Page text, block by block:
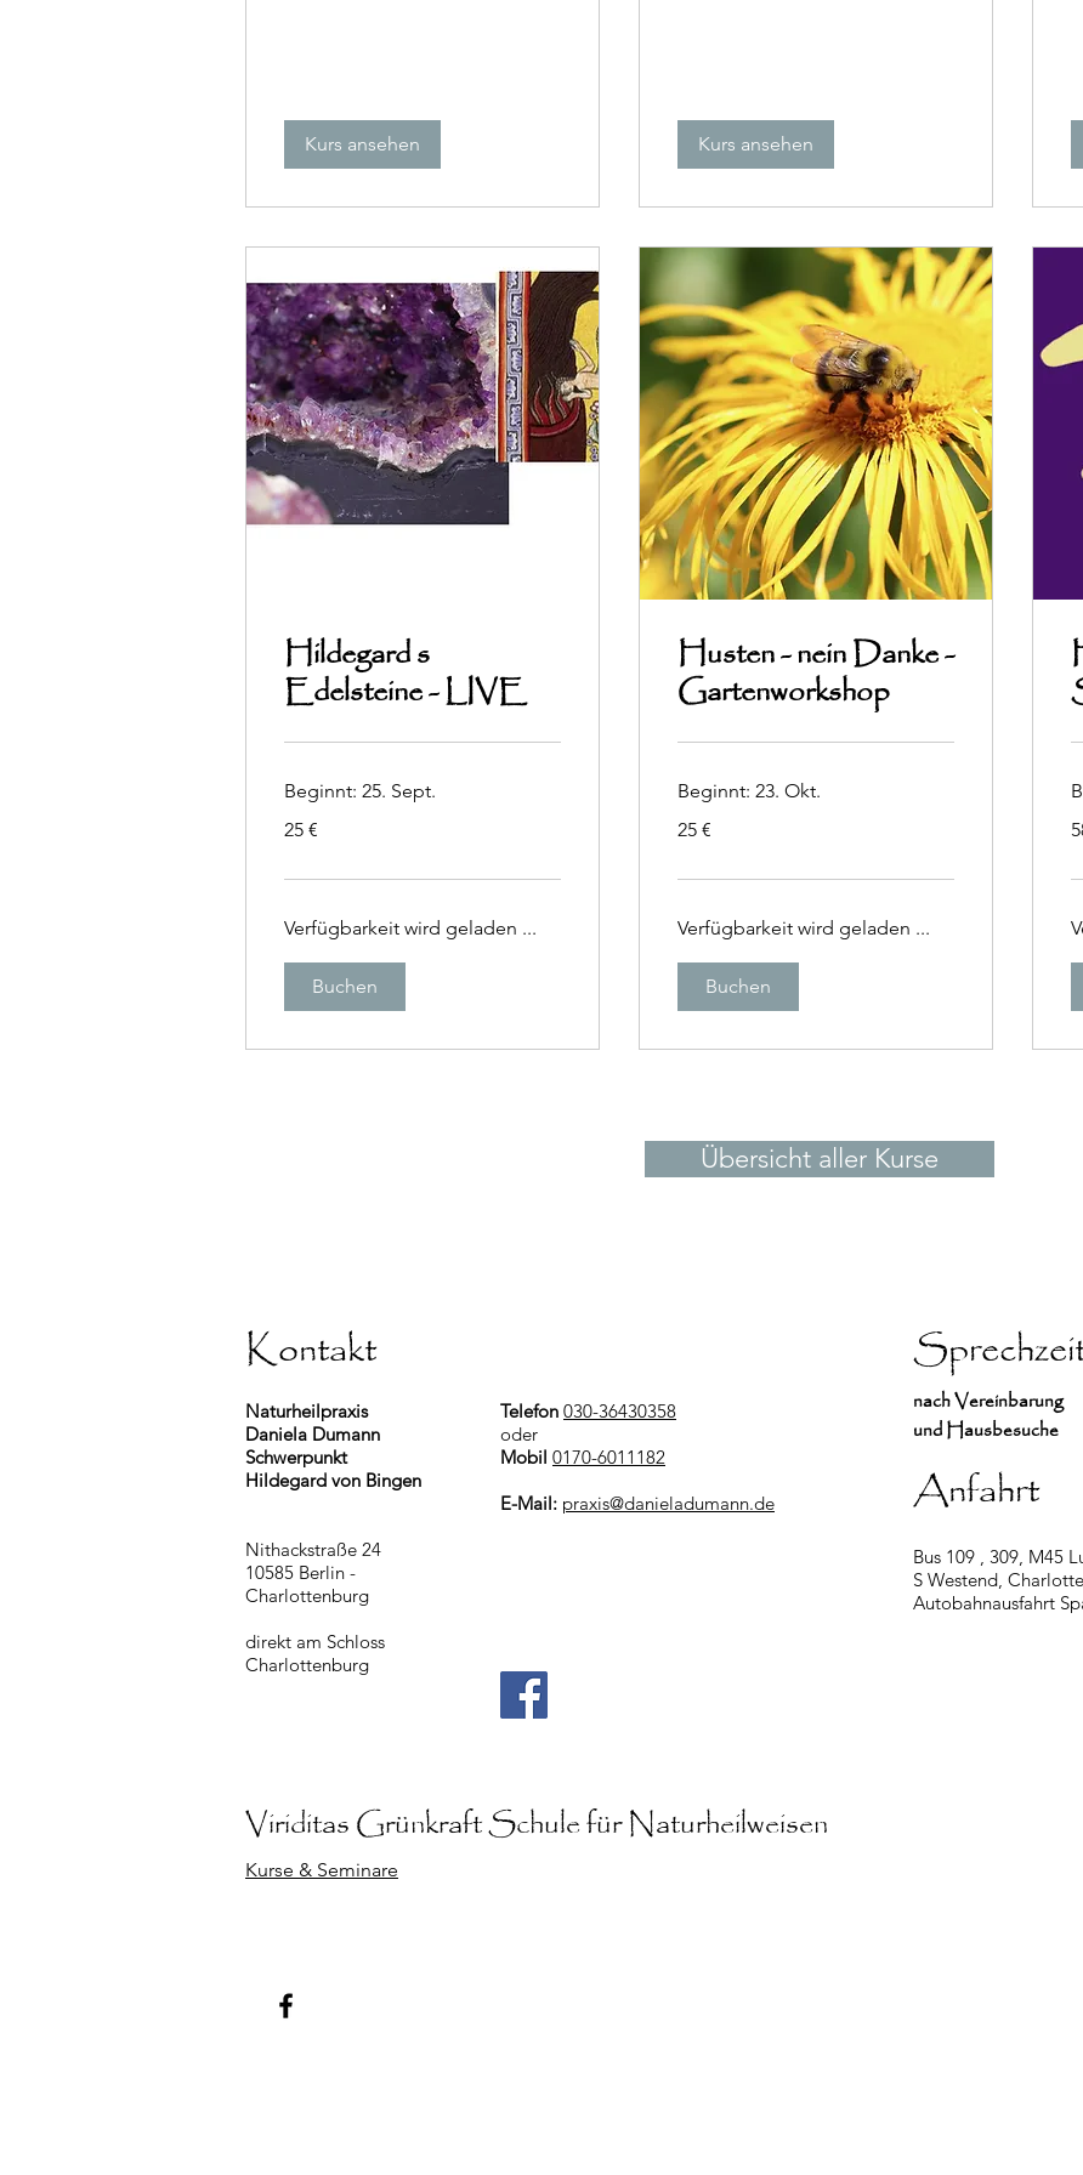
Kurs ansehen Kurs ansehen
Hildegard s
Edelsteine - LIVE
Beginnt: 25. Sept.
Euro
25 €
Verfügbarkeit wird geladen ...
Buchen
Husten - nein Danke -
Gartenworkshop
Beginnt: 23. Okt.
Euro
25 €
Verfügbarkeit wird geladen ...
Buchen
Übersicht aller Kurse
Kontakt
Naturheilpraxis
Daniela Dumann
Schwerpunkt
Hildegard von Bingen
Nithackstraße 24
10585 Berlin -
Charlottenburg
direkt am Schloss
Charlottenburg
Telefon 030-36430358
oder
Mobil 0170-6011182
E-Mail: praxis@danieladumann.de
nach Vereinbarung
und Hausbesuche
Anfahrt
Bus 109 , 309, M45
S Westend,
Autobahnausfahrt
Viriditas GrünkraftSchule für Naturheilweisen
Kurse & Seminare